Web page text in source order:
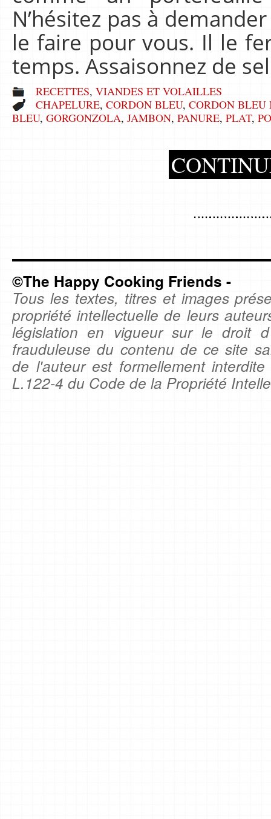
N’hésitez pas à
le faire pour vous. Il le
temps. Assaisonnez de
RECETTES, VIANDES ET VOLAILLES
CHAPELURE, CORDON BLEU, CORDON BLEU
BLEU, GORGONZOLA, JAMBON, PANURE, PLAT,
©The Happy Cooking Friends -
Tous les textes, titres et images
propriété intellectuelle de leurs
législation en vigueur sur le droit
frauduleuse du contenu de ce site
de l'auteur est formellement
L.122-4 du Code de la Propriété